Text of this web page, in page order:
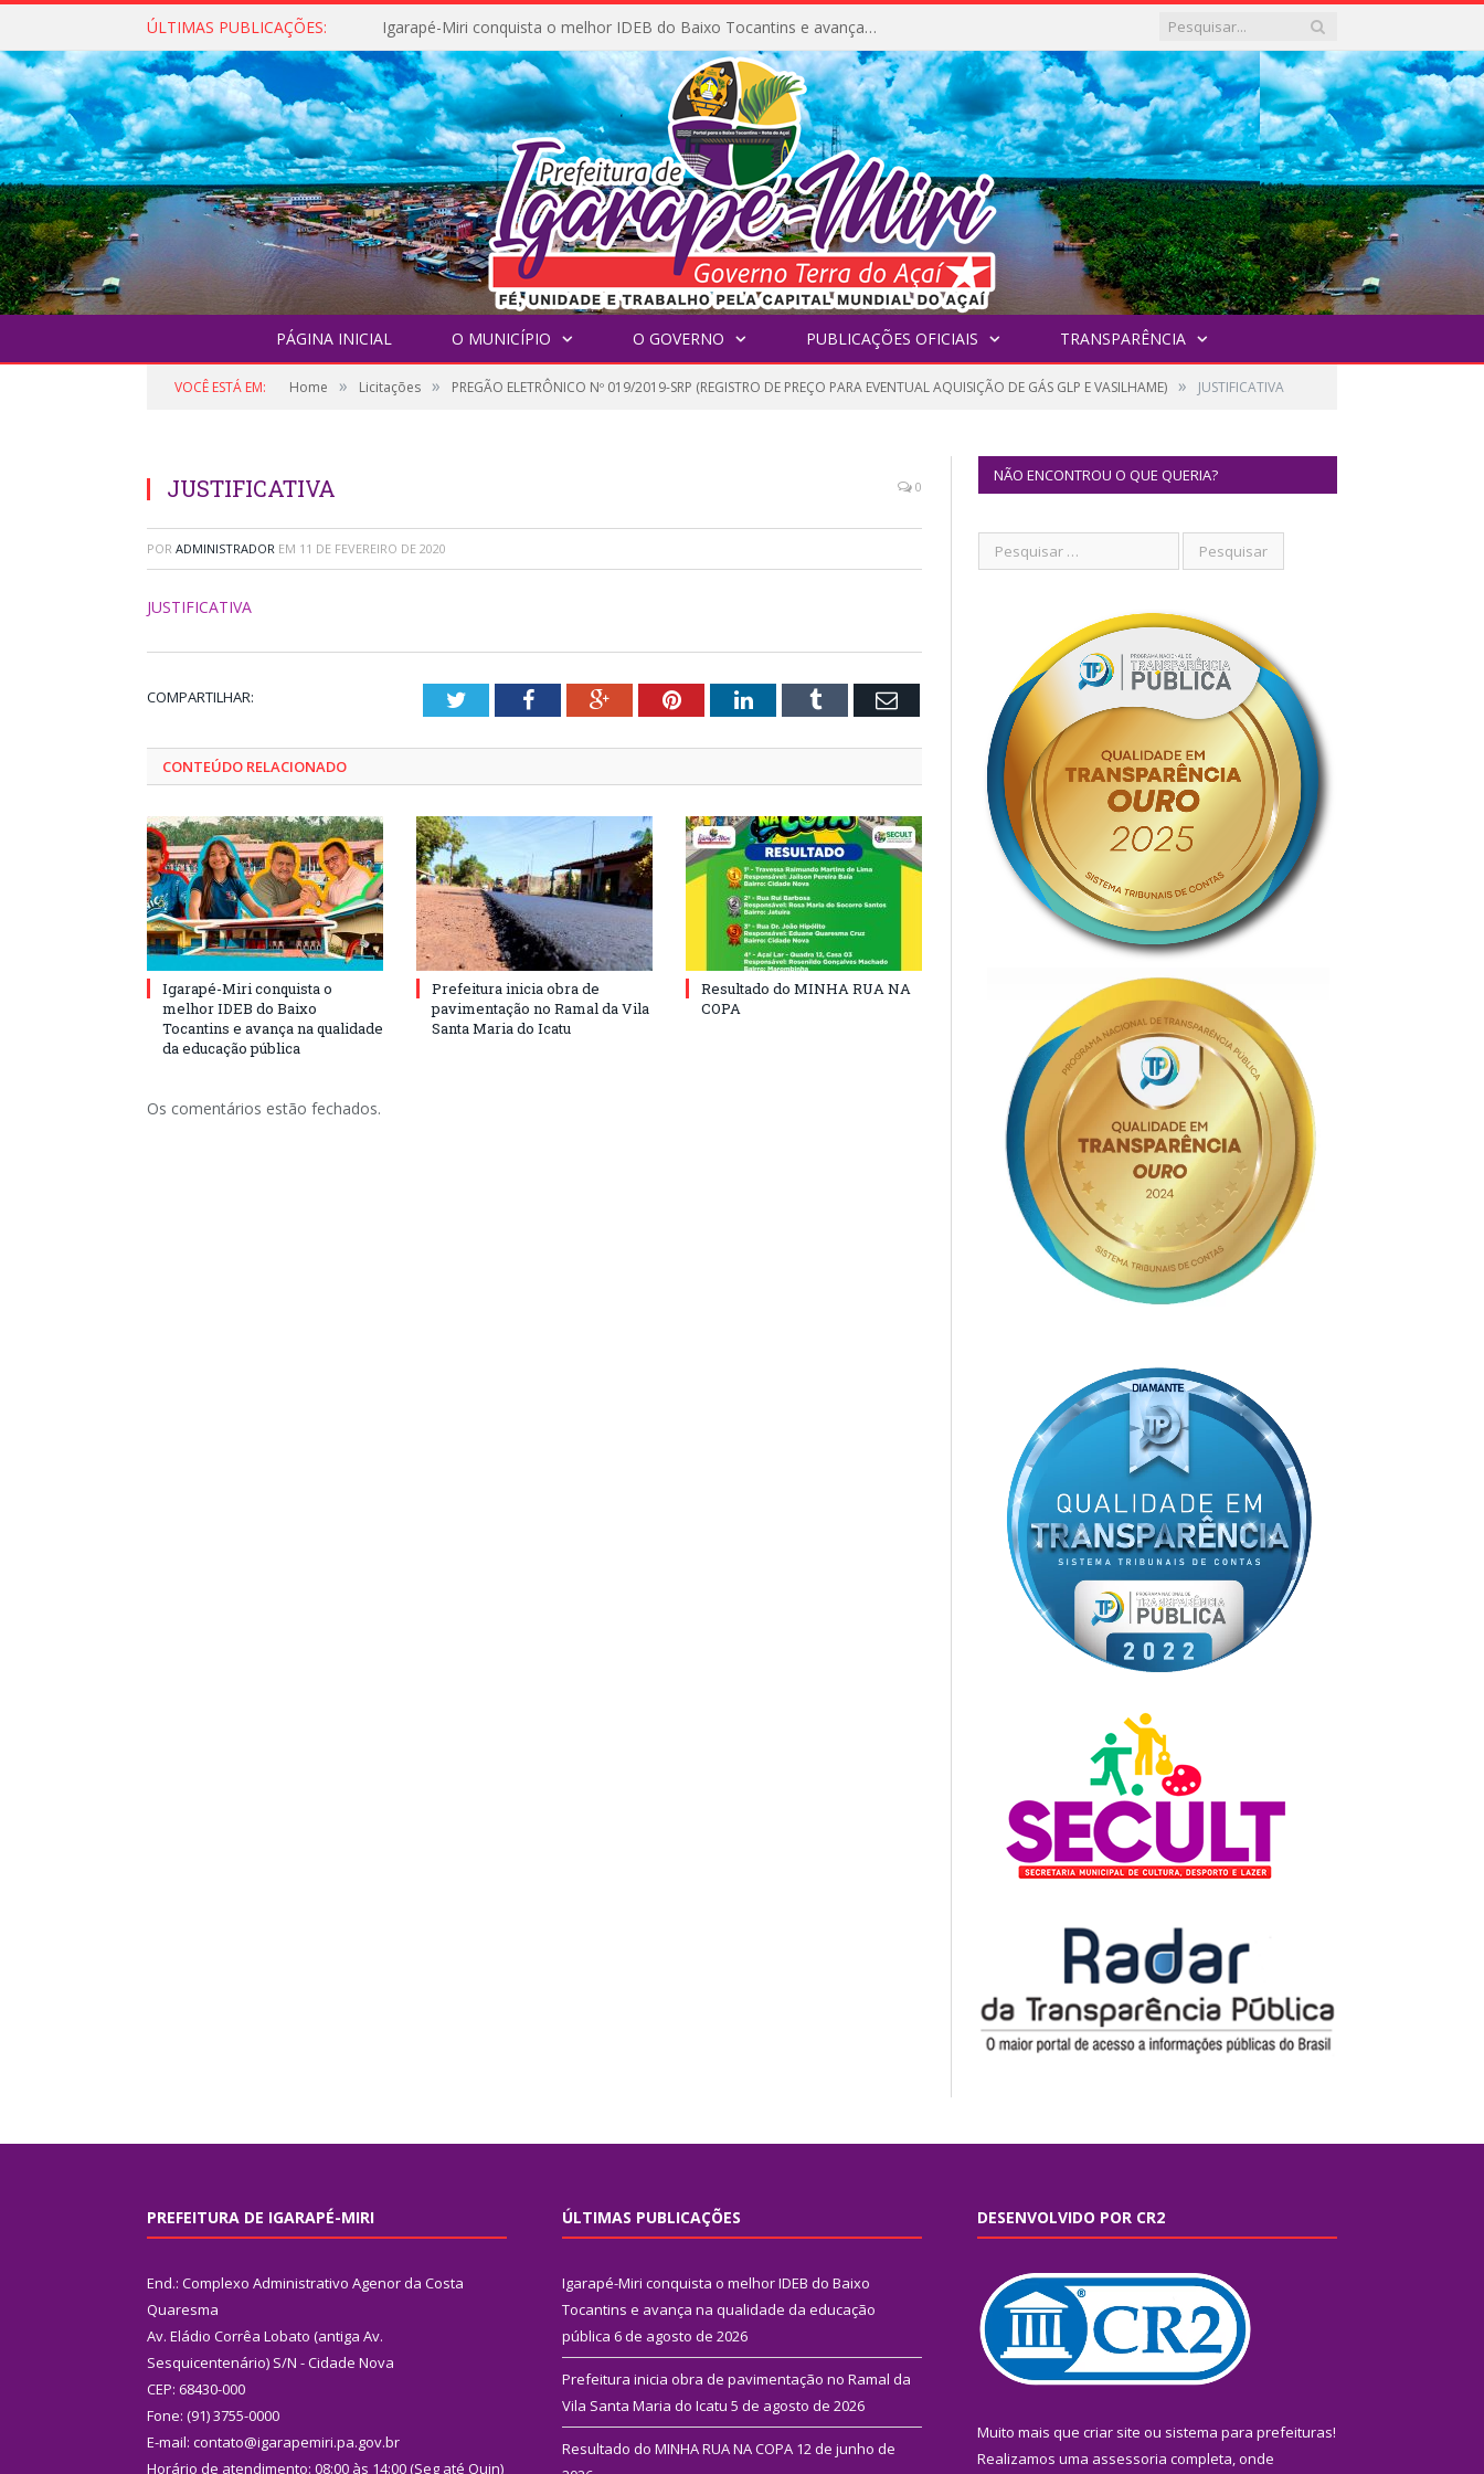
ÚLTIMAS PUBLICAÇÕES: Igarapé-Miri conquista o melhor IDEB do Baixo Tocantins e avança na qualidade da educação pública
PÁGINA INICIAL O MUNICÍPIO O GOVERNO PUBLICAÇÕES OFICIAIS TRANSPARÊNCIA
VOCÊ ESTÁ EM: Home » Licitações » PREGÃO ELETRÔNICO Nº 019/2019-SRP (REGISTRO DE PREÇO PARA EVENTUAL AQUISIÇÃO DE GÁS GLP E VASILHAME) » JUSTIFICATIVA
JUSTIFICATIVA 0
POR ADMINISTRADOR EM 11 DE FEVEREIRO DE 2020
JUSTIFICATIVA
COMPARTILHAR: TwitterFacebookGoogle+PinterestLinkedInTumblr Email
CONTEÚDO RELACIONADO
Igarapé-Miri conquista o
melhor IDEB do Baixo
Tocantins e avança na qualidade
da educação pública
Prefeitura inicia obra de
pavimentação no Ramal da Vila
Santa Maria do Icatu
Resultado do MINHA RUA NA
COPA
Os comentários estão fechados.
NÃO ENCONTROU O QUE QUERIA?
PREFEITURA DE IGARAPÉ-MIRI
End.: Complexo Administrativo Agenor da Costa
Quaresma
Av. Eládio Corrêa Lobato (antiga Av.
Sesquicentenário) S/N - Cidade Nova
CEP: 68430-000
Fone: (91) 3755-0000
E-mail: contato@igarapemiri.pa.gov.br
Horário de atendimento: 08:00 às 14:00 (Seg até Quin)
ÚLTIMAS PUBLICAÇÕES
Igarapé-Miri conquista o melhor IDEB do Baixo
Tocantins e avança na qualidade da educação
pública 6 de agosto de 2026
Prefeitura inicia obra de pavimentação no Ramal da
Vila Santa Maria do Icatu 5 de agosto de 2026
Resultado do MINHA RUA NA COPA 12 de junho de
DESENVOLVIDO POR CR2
Muito mais que criar site ou sistema para prefeituras!
Realizamos uma assessoria completa, onde